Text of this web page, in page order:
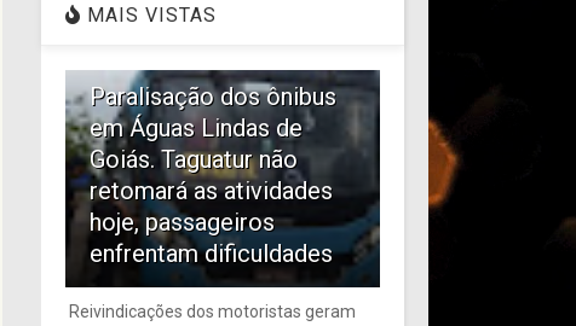
MAIS VISTAS
Paralisação dos ônibus
em Águas Lindas de
Goiás. Taguatur não
retomará as atividades
hoje, passageiros
enfrentam dificuldades
Reivindicações dos motoristas geram